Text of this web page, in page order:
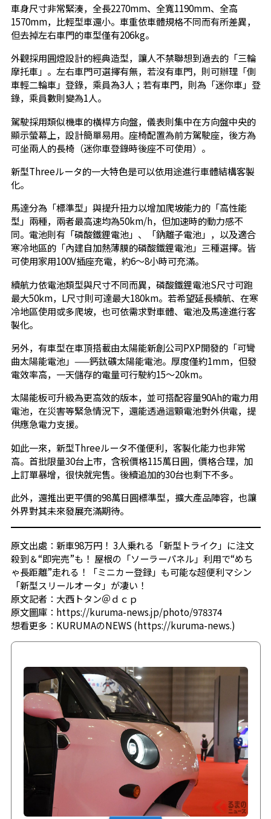
車身尺寸非常緊湊，全長2270mm、全寬1190mm、全高
1570mm，比輕型車還小。車重依車體規格不同而有所差異，
但去掉左右車門的車型僅有206kg。
外觀採用圓燈設計的經典造型，讓人不禁聯想到過去的「三輪
摩托車」。左右車門可選擇有無，若沒有車門，則可辦理「側
車輕二輪車」登錄，乘員為3人；若有車門，則為「迷你車」登
錄，乘員數則變為1人。
駕駛採用類似機車的橫桿方向盤，儀表則集中在方向盤中央的
顯示螢幕上，設計簡單易用。座椅配置為前方駕駛座，後方為
可坐兩人的長椅（迷你車登錄時後座不可使用）。
新型Threeルータ的一大特色是可以依用途進行車體結構客製
化。
馬達分為「標準型」與提升扭力以增加爬坡能力的「高性能
型」兩種，兩者最高速均為50km/h，但加速時的動力感不
同。電池則有「磷酸鐵鋰電池」、「鈉離子電池」，以及適合
寒冷地區的「內建自加熱薄膜的磷酸鐵鋰電池」三種選擇。皆
可使用家用100V插座充電，約6～8小時可充滿。
續航力依電池類型與尺寸不同而異，磷酸鐵鋰電池S尺寸可跑
最大50km，L尺寸則可達最大180km。若希望延長續航、在寒
冷地區使用或多爬坡，也可依需求對車體、電池及馬達進行客
製化。
另外，有車型在車頂搭載由太陽能新創公司PXP開發的「可彎
曲太陽能電池」——鈣鈦礦太陽能電池。厚度僅約1mm，但發
電效率高，一天儲存的電量可行駛約15～20km。
太陽能板可升級為更高效的版本，並可搭配容量90Ah的電力用
電池，在災害等緊急情況下，還能透過這顆電池對外供電，提
供應急電力支援。
如此一來，新型Threeルータ不僅便利，客製化能力也非常
高。首批限量30台上市，含稅價格115萬日圓，價格合理，加
上訂單暴增，很快就完售。後續追加的30台也剩下不多。
此外，還推出更平價的98萬日圓標準型，擴大產品陣容，也讓
外界對其未來發展充滿期待。
原文出處： 新車98万円！ 3人乗れる「新型トライク」に注文
殺到＆“即完売”も！ 屋根の「ソーラーパネル」利用で“めち
ゃ長距離”走れる！「ミニカー登録」も可能な超便利マシン
「新型スリールオータ」が凄い！
原文記者： 大西トタン＠ｄｃｐ
原文圖庫： https://kuruma-news.jp/photo/978374
想看更多： KURUMAのNEWS (https://kuruma-news.)